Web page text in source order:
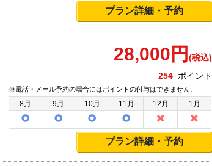
プラン詳細・予約
28,000 円 (税込)
254 ポイント
※電話・メール予約の場合にはポイントの付与はできません。
8月 9月 10月 11月 12月 1月
プラン詳細・予約